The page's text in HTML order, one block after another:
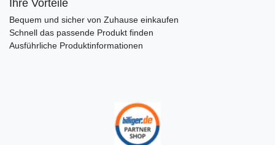
Ihre Vorteile
Bequem und sicher von Zuhause einkaufen
Schnell das passende Produkt finden
Ausführliche Produktinformationen